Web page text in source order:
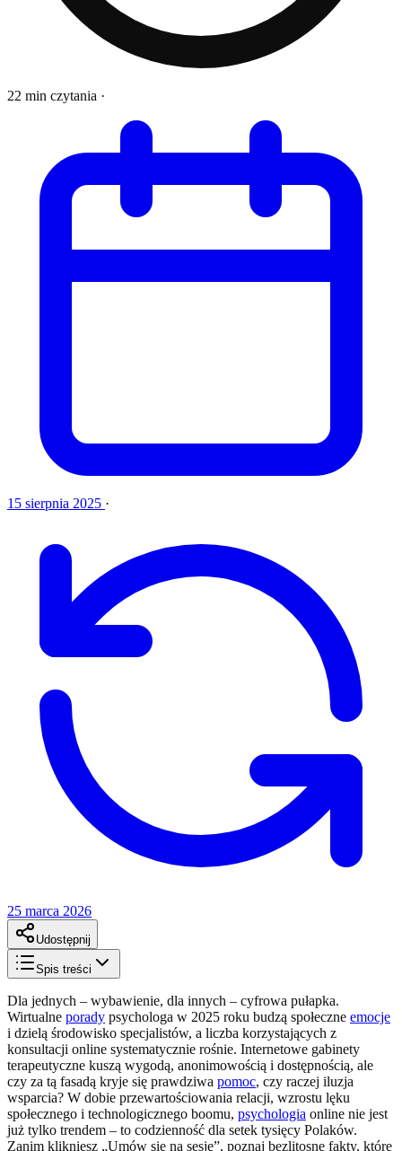
22 min czytania ·
15 sierpnia 2025 ·
25 marca 2026
Udostępnij
Spis treści
Dla jednych – wybawienie, dla innych – cyfrowa pułapka.
Wirtualne porady psychologa w 2025 roku budzą społeczne emocje
i dzielą środowisko specjalistów, a liczba korzystających z
konsultacji online systematycznie rośnie. Internetowe gabinety
terapeutyczne kuszą wygodą, anonimowością i dostępnością, ale
czy za tą fasadą kryje się prawdziwa pomoc, czy raczej iluzja
wsparcia? W dobie przewartościowania relacji, wzrostu lęku
społecznego i technologicznego boomu, psychologia online nie jest
już tylko trendem – to codzienność dla setek tysięcy Polaków.
Zanim klikniesz „Umów się na sesję”, poznaj bezlitosne fakty, które